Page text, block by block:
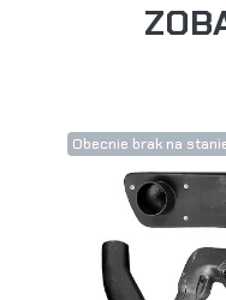
Obecnie brak na